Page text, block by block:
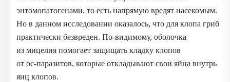
энтомопатогенами, то есть напрямую вредят насекомым.
Но в данном исследовании оказалось, что для клопа гриб
практически безвреден. По‑видимому, оболочка
из мицелия помогает защищать кладку клопов
от ос‑паразитов, которые откладывают свои яйца внутрь
яиц клопов.